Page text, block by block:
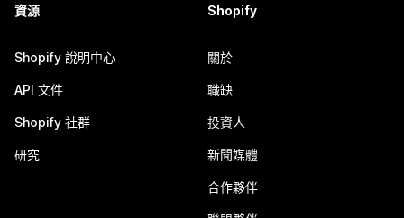
資源
Shopify 說明中心
API 文件
Shopify 社群
研究
Shopify
關於
職缺
投資人
新聞媒體
合作夥伴